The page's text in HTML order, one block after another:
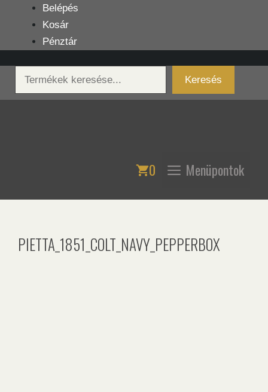
tartalomba
Belépés
Kosár
Pénztár
Keresés
Keresés
0 Menüpontok
PIETTA_1851_COLT_NAVY_PEPPERBOX